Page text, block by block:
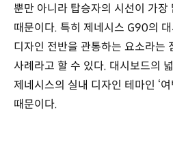
뿐만 아니라 탑승자의 시선이 가장
때문이다. 특히 제네시스 G90의
디자인 전반을 관통하는 요소라는
사례라고 할 수 있다. 대시보드의
제네시스의 실내 디자인 테마인 ‘
때문이다.